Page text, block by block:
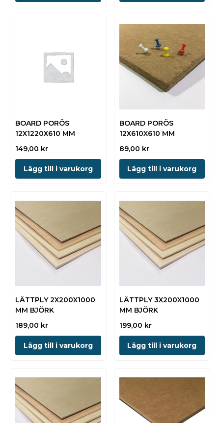
BOARD PORÖS
12X1220X610 MM
149,00 kr
Lägg till i varukorg
BOARD PORÖS
12X610X610 MM
89,00 kr
Lägg till i varukorg
LÄTTPLY 2X200X1000
MM BJÖRK
189,00 kr
Lägg till i varukorg
LÄTTPLY 3X200X1000
MM BJÖRK
199,00 kr
Lägg till i varukorg